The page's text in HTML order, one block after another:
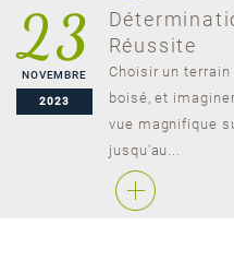
23
NOVEMBRE
2023
Réussite
Choisir un
boisé, et
vue magnifique
jusqu'au...